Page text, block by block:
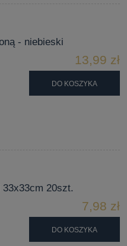
- niebieski
13,99 zł
DO KOSZYKA
20szt.
7,98 zł
DO KOSZYKA